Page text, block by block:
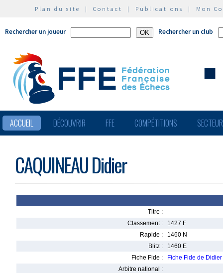
Plan du site | Contact | Publications | Mon
Rechercher un joueur Rechercher un club
ACCUEIL DÉCOUVRIR FFE COMPÉTITIONS
CAQUINEAU Didier
Titre :
Classement :
1427 F
Rapide :
1460 N
Blitz :
1460 E
Fiche Fide :
Fiche Fide de
Arbitre national :